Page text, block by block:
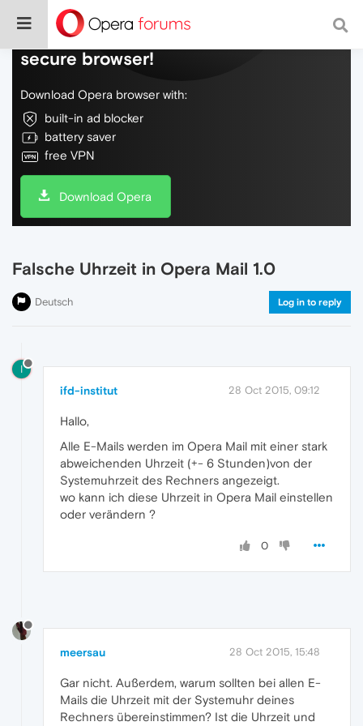
Do more on the web, with a fast and
secure browser!
Download Opera browser with:
built-in ad blocker
battery saver
free VPN
Download Opera
Falsche Uhrzeit in Opera Mail 1.0
Deutsch Log in to reply
I
ifd-institut 28 Oct 2015, 09:12
Hallo,
Alle E-Mails werden im Opera Mail mit einer stark
abweichenden Uhrzeit (+- 6 Stunden)von der
Systemuhrzeit des Rechners angezeigt.
wo kann ich diese Uhrzeit in Opera Mail einstellen
oder verändern ?
0
meersau 28 Oct 2015, 15:48
Gar nicht. Außerdem, warum sollten bei allen E-
Mails die Uhrzeit mit der Systemuhr deines
Rechners übereinstimmen? Ist die Uhrzeit und